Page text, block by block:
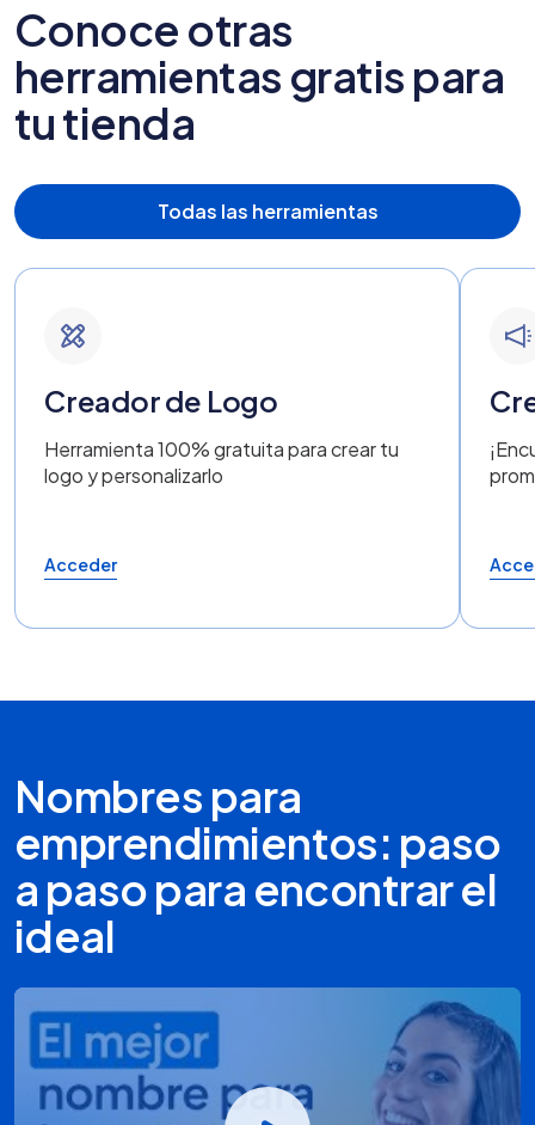
Conoce otras
herramientas gratis para
tu tienda
Todas las herramientas
Creador de Logo
Herramienta 100% gratuita para crear tu
logo y personalizarlo
Acceder
Nombres para
emprendimientos: paso
a paso para encontrar el
ideal